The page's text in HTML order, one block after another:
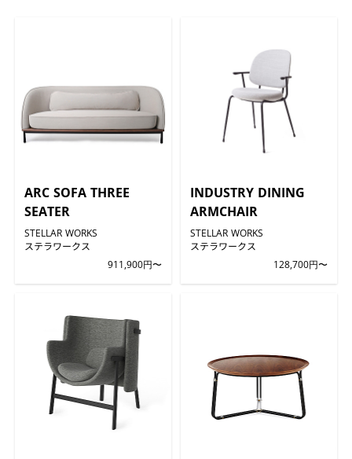
ARC SOFA THREE
SEATER
STELLAR WORKS
ステラワークス
911,900円〜
INDUSTRY DINING
ARMCHAIR
STELLAR WORKS
ステラワークス
128,700円〜